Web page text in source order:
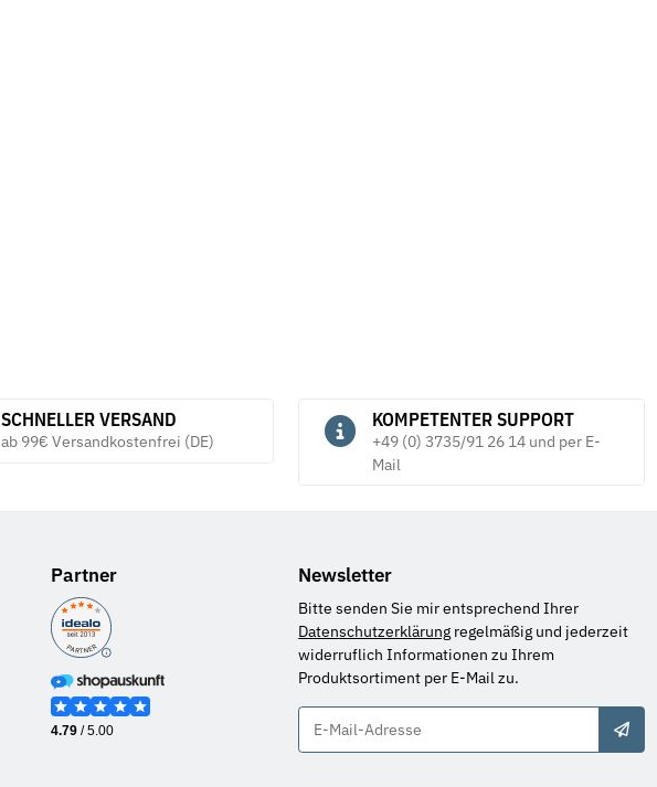
SCHNELLER VERSAND
ab 99€ Versandkostenfrei (DE)
KOMPETENTER SUPPORT
+49 (0) 3735/91 26 14 und per E-
Mail
Partner Newsletter
Bitte senden Sie mir entsprechend Ihrer
Datenschutzerklärung regelmäßig und jederzeit
widerruflich Informationen zu Ihrem
Produktsortiment per E-Mail zu.